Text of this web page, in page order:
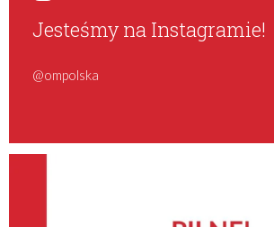
Jesteśmy na Instagramie!
@ompolska